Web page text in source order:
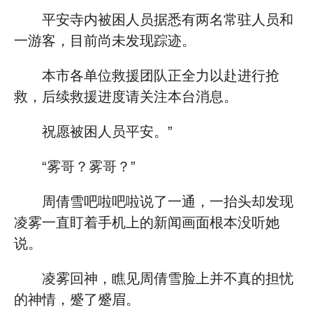
平安寺内被困人员据悉有两名常驻人员和
一游客，目前尚未发现踪迹。
本市各单位救援团队正全力以赴进行抢
救，后续救援进度请关注本台消息。
祝愿被困人员平安。”
“雾哥？雾哥？”
周倩雪吧啦吧啦说了一通，一抬头却发现
凌雾一直盯着手机上的新闻画面根本没听她
说。
凌雾回神，瞧见周倩雪脸上并不真的担忧
的神情，蹙了蹙眉。